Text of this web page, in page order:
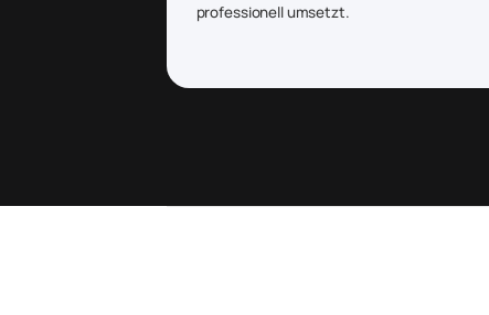
professionell umsetzt.